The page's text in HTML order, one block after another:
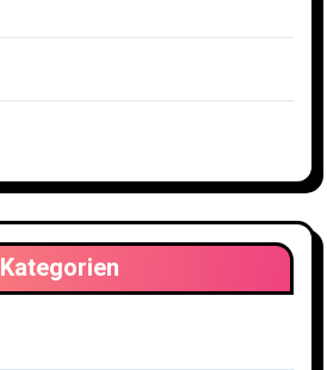
Kategorien